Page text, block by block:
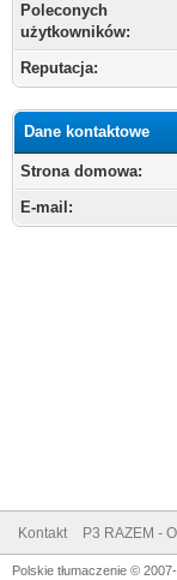
Poleconych
użytkowników:
Reputacja:
Dane kontaktowe
Strona domowa:
E-mail:
Kontakt P3 RAZEM -
Polskie tłumaczenie ©